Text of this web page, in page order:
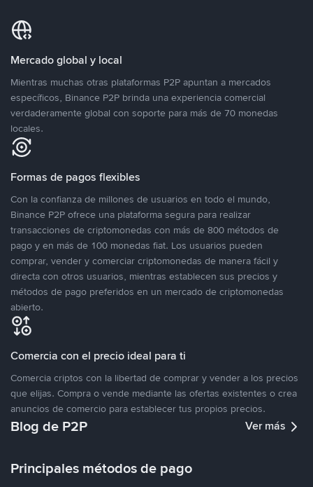
Mercado global y local
Mientras muchas otras plataformas P2P apuntan a mercados
específicos, Binance P2P brinda una experiencia comercial
verdaderamente global con soporte para más de 70 monedas
locales.
Formas de pagos flexibles
Con la confianza de millones de usuarios en todo el mundo,
Binance P2P ofrece una plataforma segura para realizar
transacciones de criptomonedas con más de 800 métodos de
pago y en más de 100 monedas fiat. Los usuarios pueden
comprar, vender y comerciar criptomonedas de manera fácil y
directa con otros usuarios, mientras establecen sus precios y
métodos de pago preferidos en un mercado de criptomonedas
abierto.
Comercia con el precio ideal para ti
Comercia criptos con la libertad de comprar y vender a los precios
que elijas. Compra o vende mediante las ofertas existentes o crea
anuncios de comercio para establecer tus propios precios.
Blog de P2P Ver más
Principales métodos de pago